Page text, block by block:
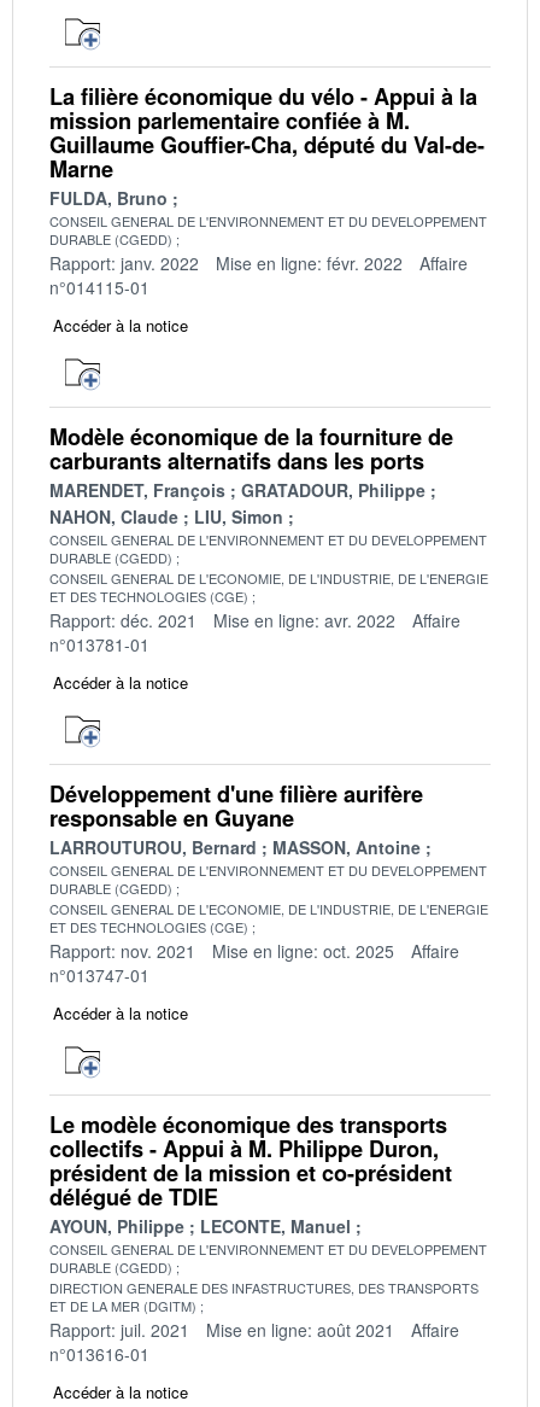
La filière économique du vélo - Appui à la
mission parlementaire confiée à M.
Guillaume Gouffier-Cha, député du Val-de-
Marne
FULDA, Bruno
CONSEIL GENERAL DE L'ENVIRONNEMENT ET DU DEVELOPPEMENT
DURABLE (CGEDD)
Rapport: janv. 2022 Mise en ligne: févr. 2022
Affaire
n°014115-01
Accéder à la notice
Modèle économique de la fourniture de
carburants alternatifs dans les ports
MARENDET, François
GRATADOUR, Philippe
NAHON, Claude
LIU, Simon
CONSEIL GENERAL DE L'ENVIRONNEMENT ET DU DEVELOPPEMENT
DURABLE (CGEDD)
CONSEIL GENERAL DE L'ECONOMIE, DE L'INDUSTRIE, DE L'ENERGIE
ET DES TECHNOLOGIES (CGE)
Rapport: déc. 2021 Mise en ligne: avr. 2022
Affaire
n°013781-01
Accéder à la notice
Développement d'une filière aurifère
responsable en Guyane
LARROUTUROU, Bernard MASSON, Antoine
CONSEIL GENERAL DE L'ENVIRONNEMENT ET DU DEVELOPPEMENT
DURABLE (CGEDD)
CONSEIL GENERAL DE L'ECONOMIE, DE L'INDUSTRIE, DE L'ENERGIE
ET DES TECHNOLOGIES (CGE)
Rapport: nov. 2021 Mise en ligne: oct. 2025
Affaire
n°013747-01
Accéder à la notice
Le modèle économique des transports
collectifs - Appui à M. Philippe Duron,
président de la mission et co-président
délégué de TDIE
AYOUN, Philippe LECONTE, Manuel
CONSEIL GENERAL DE L'ENVIRONNEMENT ET DU DEVELOPPEMENT
DURABLE (CGEDD)
DIRECTION GENERALE DES INFASTRUCTURES, DES TRANSPORTS
ET DE LA MER (DGITM)
Rapport: juil. 2021 Mise en ligne: août 2021
Affaire
n°013616-01
Accéder à la notice